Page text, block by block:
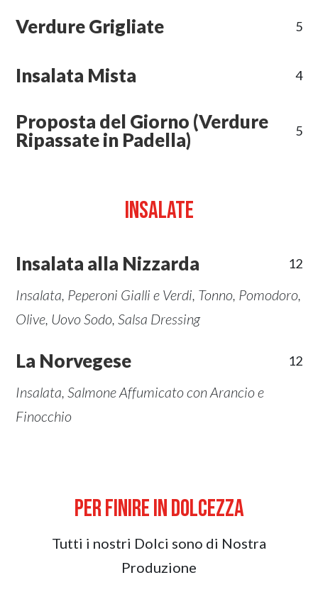
Verdure Grigliate 5
Insalata Mista 4
Proposta del Giorno (Verdure
Ripassate in Padella)
5
Insalate
Insalata alla Nizzarda 12
Insalata, Peperoni Gialli e Verdi, Tonno, Pomodoro,
Olive, Uovo Sodo, Salsa Dressing
La Norvegese 12
Insalata, Salmone Affumicato con Arancio e
Finocchio
PER FINIRE IN DOLCEZZA
Tutti i nostri Dolci sono di Nostra
Produzione